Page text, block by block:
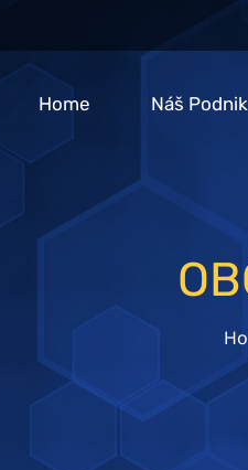
Home Náš Podnik